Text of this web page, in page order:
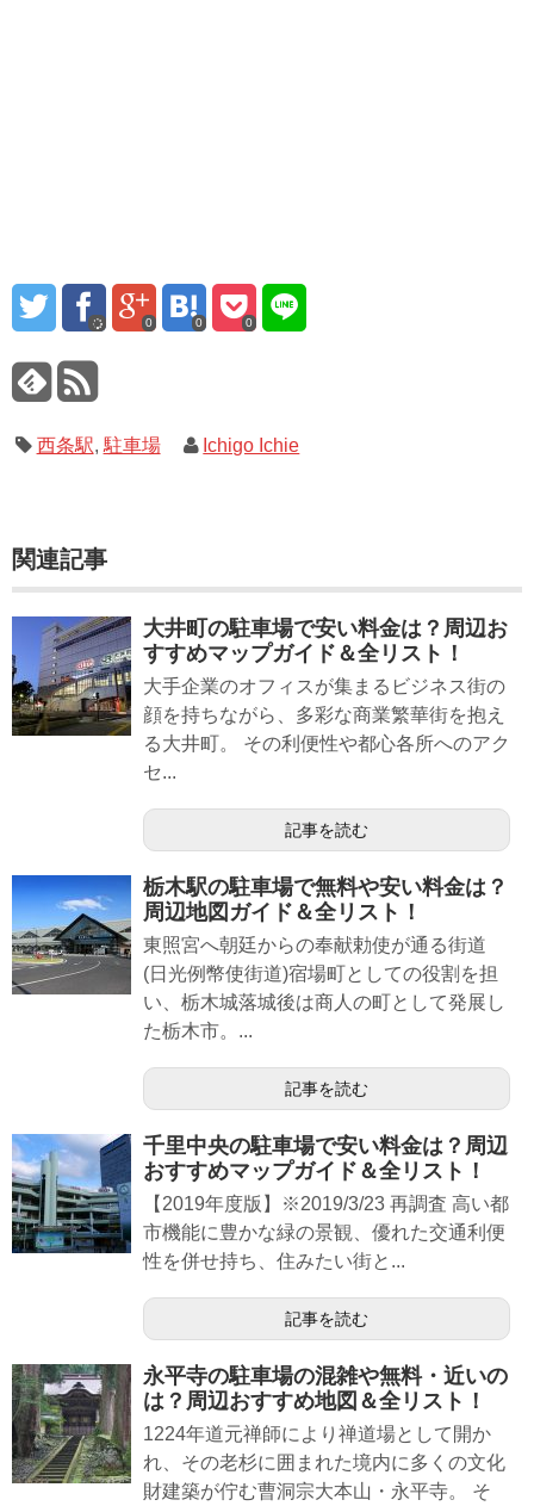
0 0 0
西条駅, 駐車場 Ichigo Ichie
関連記事
大井町の駐車場で安い料金は？周辺お
すすめマップガイド＆全リスト！
大手企業のオフィスが集まるビジネス街の
顔を持ちながら、多彩な商業繁華街を抱え
る大井町。 その利便性や都心各所へのアク
セ...
記事を読む
栃木駅の駐車場で無料や安い料金は？
周辺地図ガイド＆全リスト！
東照宮へ朝廷からの奉献勅使が通る街道
(日光例幣使街道)宿場町としての役割を担
い、栃木城落城後は商人の町として発展し
た栃木市。...
記事を読む
千里中央の駐車場で安い料金は？周辺
おすすめマップガイド＆全リスト！
【2019年度版】※2019/3/23 再調査 高い都
市機能に豊かな緑の景観、優れた交通利便
性を併せ持ち、住みたい街と...
記事を読む
永平寺の駐車場の混雑や無料・近いの
は？周辺おすすめ地図＆全リスト！
1224年道元禅師により禅道場として開か
れ、その老杉に囲まれた境内に多くの文化
財建築が佇む曹洞宗大本山・永平寺。 そ